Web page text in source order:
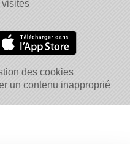
des cookies
un contenu inapproprié